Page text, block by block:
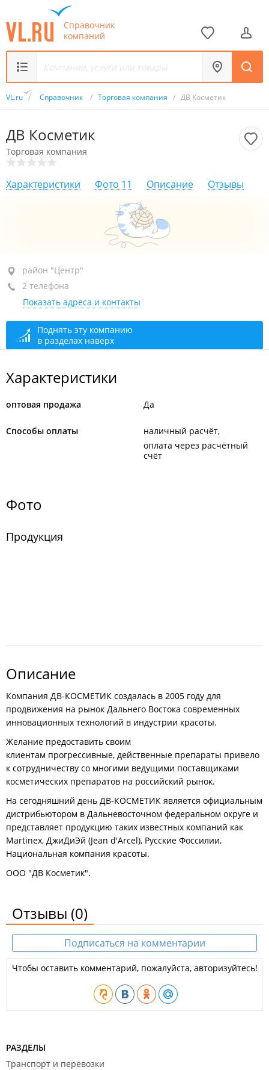
Справочник
компаний
VL.ru / Справочник / Торговая компания / ДВ Косметик
ДВ Косметик
Торговая компания
Характеристики Фото 11 Описание Отзывы
район "Центр", пр-т Океанский, 29 лит. 2
4-й этаж
+7 (423) 240-61-42
+7 914 700-30-20
закрыто, откроется в 10:00
район "Центр"
2 телефона
Показать адреса и контакты
Поднять эту компанию
в разделах наверх
Характеристики
оптовая продажа Да
Способы оплаты
наличный расчёт
оплата через расчётный
счёт
Фото
Продукция
Описание
Компания ДВ-КОСМЕТИК создалась в 2005 году для
продвижения на рынок Дальнего Востока современных
инновационных технологий в индустрии красоты.
Желание предоставить своим
клиентам прогрессивные, действенные препараты привело
к сотрудничеству со многими ведущими поставщиками
косметических препаратов на российский рынок.
На сегодняшний день ДВ-КОСМЕТИК является официальным
дистрибьютором в Дальневосточном федеральном округе и
представляет продукцию таких известных компаний как
Martinex, ДжиДиЭй (Jean d'Arcel), Русские Фоссилии,
Национальная компания красоты.
ООО "ДВ Косметик".
Отзывы (0)
Подписаться на комментарии
Чтобы оставить комментарий, пожалуйста, авторизуйтесь!
РАЗДЕЛЫ
Транспорт и перевозки